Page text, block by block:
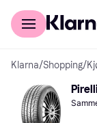
For kunder
Klarna/Shopping/